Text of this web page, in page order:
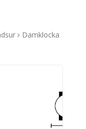
Damklocka